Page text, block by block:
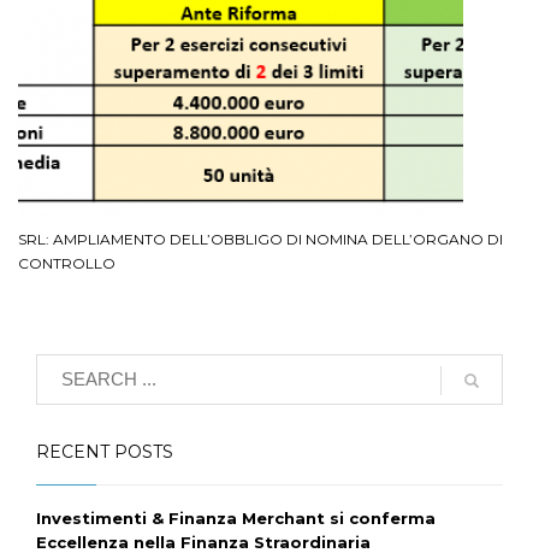
SRL: AMPLIAMENTO DELL’OBBLIGO DI NOMINA DELL’ORGANO DI
CONTROLLO
RECENT POSTS
Investimenti & Finanza Merchant si conferma
Eccellenza nella Finanza Straordinaria